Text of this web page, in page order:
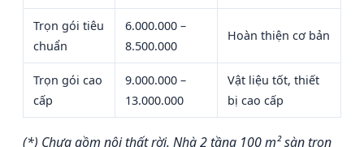
Trọn gói tiêu
chuẩn
6.000.000 –
8.500.000
Hoàn thiện cơ bản
Trọn gói cao
cấp
9.000.000 –
13.000.000
Vật liệu tốt, thiết
bị cao cấp
(*) Chưa gồm nội thất rời. Nhà 2 tầng 100 m² sàn trọn